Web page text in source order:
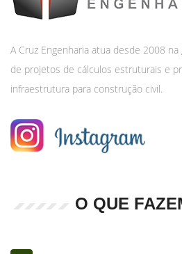
A Cruz Engenharia atua desde 2008
de projetos de cálculos estruturais e
infraestrutura para construção civil.
O QUE